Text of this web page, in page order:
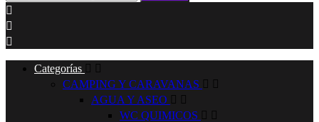



Categorías  
CAMPING Y CARAVANAS  
AGUA Y ASEO  
WC QUIMICOS  